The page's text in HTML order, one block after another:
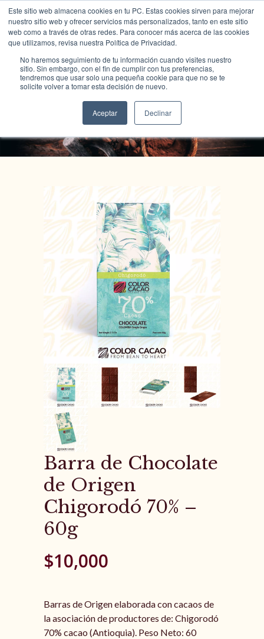
Este sitio web almacena cookies en tu PC. Estas cookies sirven para mejorar
nuestro sitio web y ofrecer servicios más personalizados, tanto en este sitio
web como a través de otras redes. Para conocer más acerca de las cookies
que utilizamos, revisa nuestra Política de Privacidad.
No haremos seguimiento de tu información cuando visites nuestro
sitio. Sin embargo, con el fin de cumplir con tus preferencias,
tendremos que usar solo una pequeña cookie para que no se te
solicite volver a tomar esta decisión de nuevo.
Aceptar Declinar
Tienda Color Cacao
Barra de Chocolate
de Origen
Chigorodó 70% –
60g
$10,000
Barras de Origen elaborada con cacaos de
la asociación de productores de: Chigorodó
70% cacao (Antioquia). Peso Neto: 60